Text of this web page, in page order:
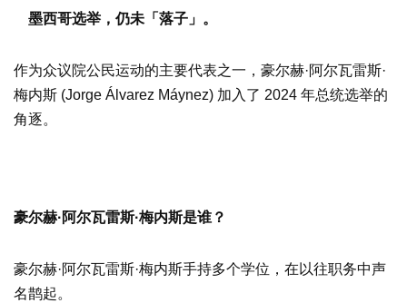
墨西哥选举，仍未「落子」。
作为众议院公民运动的主要代表之一，豪尔赫·阿尔瓦雷斯·
梅内斯 (Jorge Álvarez Máynez) 加入了 2024 年总统选举的
角逐。
豪尔赫·阿尔瓦雷斯·梅内斯是谁？
豪尔赫·阿尔瓦雷斯·梅内斯手持多个学位，在以往职务中声
名鹊起。